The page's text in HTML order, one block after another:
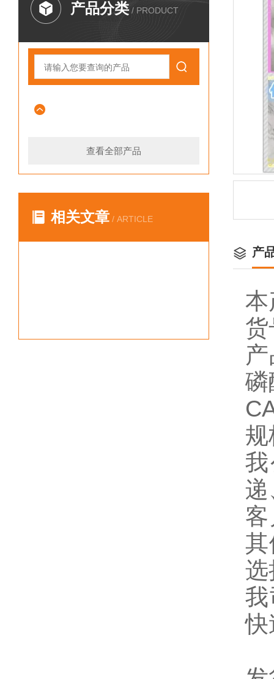
产品分类 / PRODUCT
查看全部产品
相关文章 / ARTICLE
产
本
磷
递
选
快